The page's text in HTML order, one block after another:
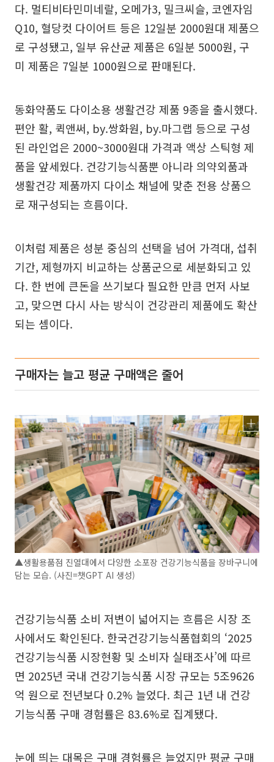
다. 멀티비타민미네랄, 오메가3, 밀크씨슬, 코엔자임
Q10, 혈당컷 다이어트 등은 12일분 2000원대 제품으
로 구성됐고, 일부 유산균 제품은 6일분 5000원, 구
미 제품은 7일분 1000원으로 판매된다.
동화약품도 다이소용 생활건강 제품 9종을 출시했다.
편안 활, 퀵앤써, by.쌍화원, by.마그랩 등으로 구성
된 라인업은 2000~3000원대 가격과 액상 스틱형 제
품을 앞세웠다. 건강기능식품뿐 아니라 의약외품과
생활건강 제품까지 다이소 채널에 맞춘 전용 상품으
로 재구성되는 흐름이다.
이처럼 제품은 성분 중심의 선택을 넘어 가격대, 섭취
기간, 제형까지 비교하는 상품군으로 세분화되고 있
다. 한 번에 큰돈을 쓰기보다 필요한 만큼 먼저 사보
고, 맞으면 다시 사는 방식이 건강관리 제품에도 확산
되는 셈이다.
구매자는 늘고 평균 구매액은 줄어
▲생활용품점 진열대에서 다양한 소포장 건강기능식품을 장바구니에
담는 모습. (사진=챗GPT AI 생성)
건강기능식품 소비 저변이 넓어지는 흐름은 시장 조
사에서도 확인된다. 한국건강기능식품협회의 ‘2025
건강기능식품 시장현황 및 소비자 실태조사’에 따르
면 2025년 국내 건강기능식품 시장 규모는 5조9626
억 원으로 전년보다 0.2% 늘었다. 최근 1년 내 건강
기능식품 구매 경험률은 83.6%로 집계됐다.
눈에 띄는 대목은 구매 경험률은 늘었지만 평균 구매